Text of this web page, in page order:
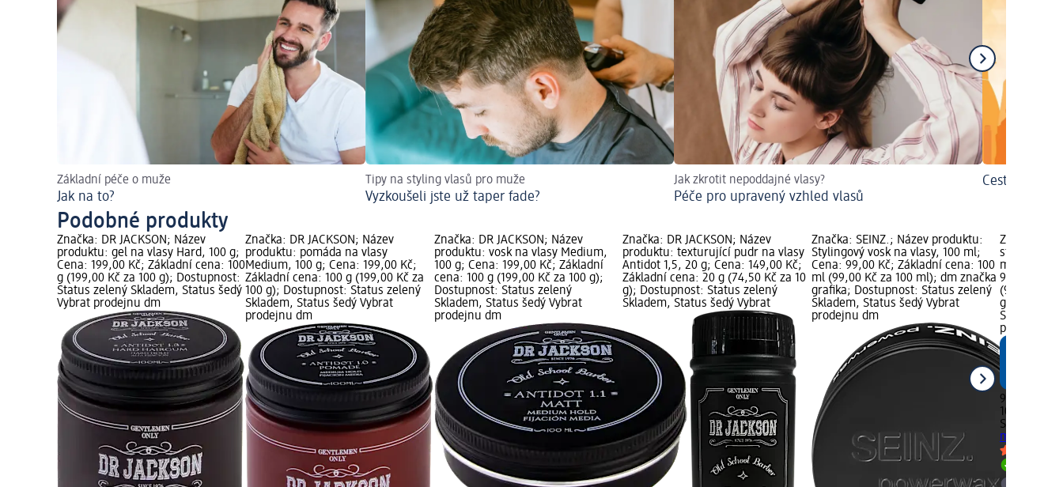
Základní péče o muže
Jak na to?
Tipy na styling vlasů pro muže
Vyzkoušeli jste už taper fade?
Jak zkrotit nepoddajné vlasy?
Péče pro upravený vzhled vlasů
Cestovní
Podobné produkty
Značka: DR JACKSON; Název
produktu: gel na vlasy Hard, 100 g;
Cena: 199,00 Kč; Základní cena: 100
g (199,00 Kč za 100 g); Dostupnost:
Status zelený Skladem, Status šedý
Vybrat prodejnu dm
Značka: DR JACKSON; Název
produktu: pomáda na vlasy
Medium, 100 g; Cena: 199,00 Kč;
Základní cena: 100 g (199,00 Kč za
100 g); Dostupnost: Status zelený
Skladem, Status šedý Vybrat
prodejnu dm
Značka: DR JACKSON; Název
produktu: vosk na vlasy Medium,
100 g; Cena: 199,00 Kč; Základní
cena: 100 g (199,00 Kč za 100 g);
Dostupnost: Status zelený
Skladem, Status šedý Vybrat
prodejnu dm
Značka: DR JACKSON; Název
produktu: texturující pudr na vlasy
Antidot 1,5, 20 g; Cena: 149,00 Kč;
Základní cena: 20 g (74,50 Kč za 10
g); Dostupnost: Status zelený
Skladem, Status šedý Vybrat
Značka: SEINZ.; Název produktu:
Stylingový vosk na vlasy, 100 ml;
Cena: 99,00 Kč; Základní cena: 100
ml (99,00 Kč za 100 ml); dm značka
grafika; Dostupnost: Status zelený
Skladem, Status šedý Vybrat
prodejnu dm
Značka:
stylingová
matujícím
99,00 Kč;
(99,00 Kč
grafika;
Skladem,
prodejnu
99,00 Kč
100 ml
SEINZ.
matujícím